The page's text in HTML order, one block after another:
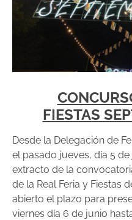
FIESTAS
Desde la Delegación de
el pasado jueves, día 5
extracto de la
de la Real Feria y Fiestas
abierto el plazo para
viernes día 6 de junio